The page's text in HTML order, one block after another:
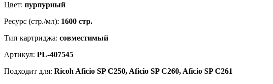
Цвет: пурпурный
Ресурс (стр./мл): 1600 стр.
Тип картриджа: совместимый
Артикул: PL-407545
Подходит для: Ricoh Aficio SP C250, Aficio SP C260, Aficio SP C261